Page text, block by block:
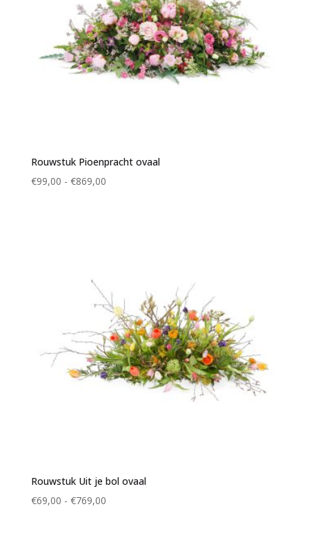
Rouwstuk Pioenpracht ovaal
€99,00 - €869,00Prijsklasse:
Rouwstuk Uit je bol ovaal
€69,00 - €769,00Prijsklasse: